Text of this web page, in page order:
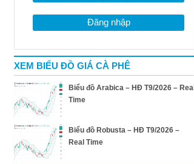
Đăng nhập
XEM BIỂU ĐỒ GIÁ CÀ PHÊ
Biểu đồ Arabica – HĐ T9/2026 – Real
Time
Biểu đồ Robusta – HĐ T9/2026 –
Real Time